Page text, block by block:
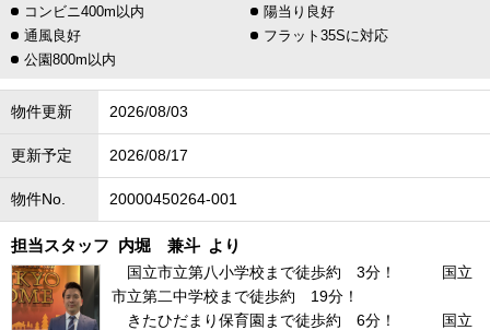
コンビニ400m以内
陽当り良好
通風良好
フラット35Sに対応
公園800m以内
物件更新 2026/08/03
更新予定 2026/08/17
物件No. 20000450264-001
担当スタッフ 内堀 兼斗 より
国立市立第八小学校まで徒歩約 3分！ 国立
市立第二中学校まで徒歩約 19分！
きたひだまり保育園まで徒歩約 6分！ 国立